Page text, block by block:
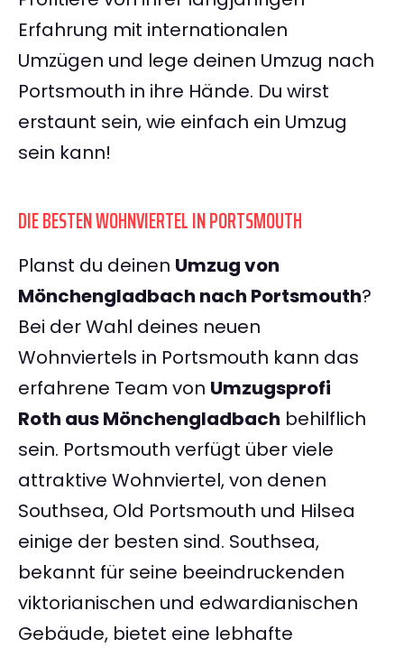
Erfahrung mit internationalen
Umzügen und lege deinen Umzug nach
Portsmouth in ihre Hände. Du wirst
erstaunt sein, wie einfach ein Umzug
sein kann!
DIE BESTEN WOHNVIERTEL IN PORTSMOUTH
Planst du deinen Umzug von
Mönchengladbach nach Portsmouth?
Bei der Wahl deines neuen
Wohnviertels in Portsmouth kann das
erfahrene Team von Umzugsprofi
Roth aus Mönchengladbach behilflich
sein. Portsmouth verfügt über viele
attraktive Wohnviertel, von denen
Southsea, Old Portsmouth und Hilsea
einige der besten sind. Southsea,
bekannt für seine beeindruckenden
viktorianischen und edwardianischen
Gebäude, bietet eine lebhafte